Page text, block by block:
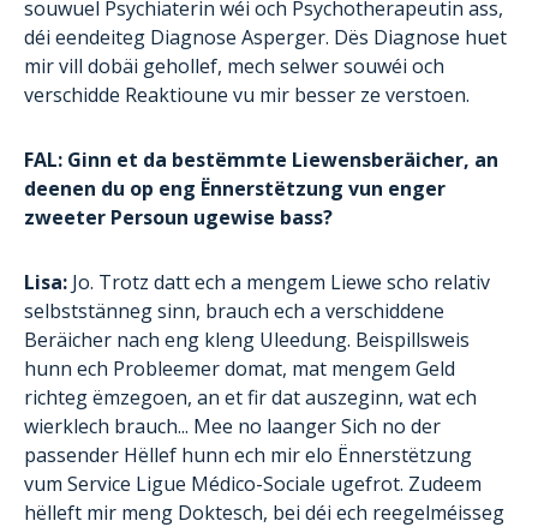
souwuel Psychiaterin wéi och Psychotherapeutin ass,
déi eendeiteg Diagnose Asperger. Dës Diagnose huet
mir vill dobäi gehollef, mech selwer souwéi och
verschidde Reaktioune vu mir besser ze verstoen.
FAL: Ginn et da bestëmmte Liewensberäicher, an
deenen du op eng Ënnerstëtzung vun enger
zweeter Persoun ugewise bass?
Lisa: Jo. Trotz datt ech a mengem Liewe scho relativ
selbststänneg sinn, brauch ech a verschiddene
Beräicher nach eng kleng Uleedung. Beispillsweis
hunn ech Probleemer domat, mat mengem Geld
richteg ëmzegoen, an et fir dat auszeginn, wat ech
wierklech brauch... Mee no laanger Sich no der
passender Hëllef hunn ech mir elo Ënnerstëtzung
vum Service Ligue Médico-Sociale ugefrot. Zudeem
hëlleft mir meng Doktesch, bei déi ech reegelméisseg